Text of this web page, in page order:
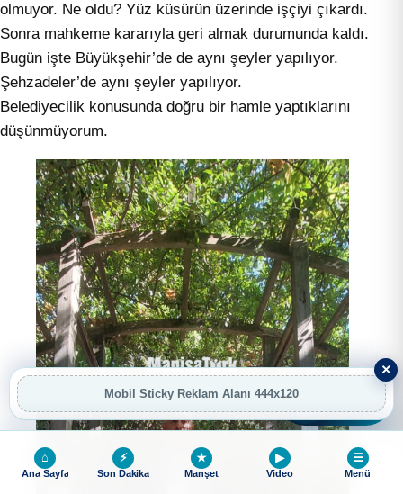
olmuyor. Ne oldu? Yüz küsürün üzerinde işçiyi çıkardı.
Sonra mahkeme kararıyla geri almak durumunda kaldı.
Bugün işte Büyükşehir’de de aynı şeyler yapılıyor.
Şehzadeler’de aynı şeyler yapılıyor.
Belediyecilik konusunda doğru bir hamle yaptıklarını
düşünmüyorum.
×
Mobil Sticky Reklam Alanı 444x120
⌂
Ana Sayfa
⚡
Son Dakika
★
Manşet
▶
Video
☰
Menü